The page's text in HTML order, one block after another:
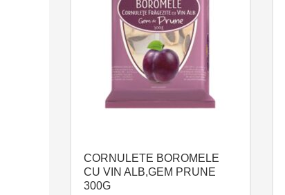
CORNULETE BOROMELE
CU VIN ALB,GEM PRUNE
300G